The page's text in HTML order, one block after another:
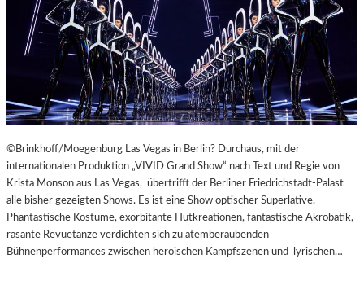
©Brinkhoff/Moegenburg Las Vegas in Berlin? Durchaus, mit der
internationalen Produktion „VIVID Grand Show“ nach Text und Regie von
Krista Monson aus Las Vegas, übertrifft der Berliner Friedrichstadt-Palast
alle bisher gezeigten Shows. Es ist eine Show optischer Superlative.
Phantastische Kostüme, exorbitante Hutkreationen, fantastische Akrobatik,
rasante Revuetänze verdichten sich zu atemberaubenden
Bühnenperformances zwischen heroischen Kampfszenen und lyrischen…